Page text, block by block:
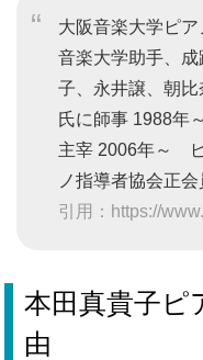
大阪音楽大学ピ
音楽大学助手、
子、永井譲、朝
氏に師事 1988年
主宰 2006年～
ノ指導者協会正会
引用：https://
本田真貴子ピ
由